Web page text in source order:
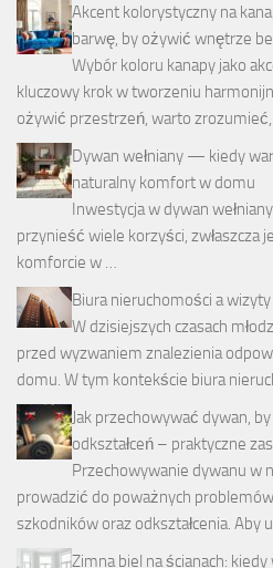
Akcent kolorystyczny na
barwę, by ożywić wnętrze
Wybór koloru kanapy jako
kluczowy krok w tworzeniu
ożywić przestrzeń, warto
Dywan wełniany — kiedy
naturalny komfort w domu
Inwestycja w dywan
przynieść wiele korzyści, zwłaszcza
komforcie w …
Biura nieruchomości a wizyty
W dzisiejszych czasach
przed wyzwaniem znalezienia
domu. W tym kontekście biura
Jak przechowywać dywan,
odkształceń – praktyczne
Przechowywanie dywanu w
prowadzić do poważnych
szkodników oraz odkształcenia. Aby
Zimna biel na ścianach: